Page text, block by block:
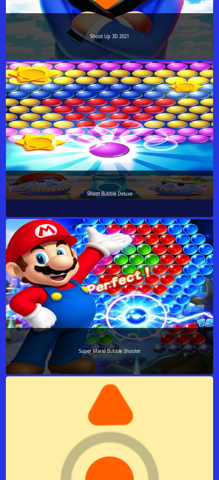
Shoot Up 3D 2021
Shoot Bubble Deluxe
Super Mario Bubble Shooter